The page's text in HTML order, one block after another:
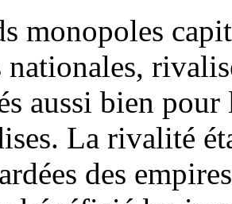
monopoles
aussi bien
La rivalité
des